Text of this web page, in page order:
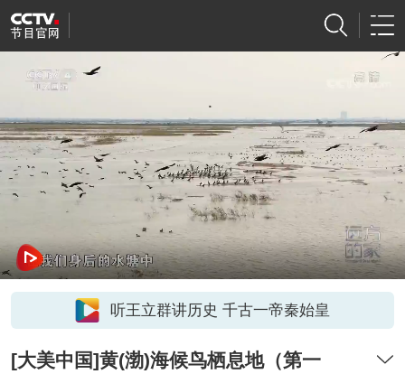
听王立群讲历史 千古一帝秦始皇
[大美中国]黄(渤)海候鸟栖息地（第一